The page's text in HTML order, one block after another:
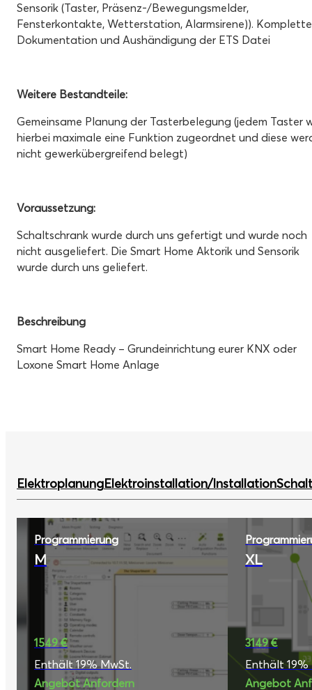
Sensorik (Taster, Präsenz-/Bewegungsmelder,
Fensterkontakte, Wetterstation, Alarmsirene)). Komplette
Dokumentation und Aushändigung der ETS Datei
Weitere Bestandteile:
Gemeinsame Planung der Tasterbelegung (jedem Taster
hierbei maximale eine Funktion zugeordnet und diese
nicht gewerkübergreifend belegt)
Voraussetzung:
Schaltschrank wurde durch uns gefertigt und wurde noch
nicht ausgeliefert. Die Smart Home Aktorik und Sensorik
wurde durch uns geliefert.
Beschreibung
Smart Home Ready – Grundeinrichtung eurer KNX oder
Loxone Smart Home Anlage
ElektroplanungElektroinstallation/Installation
Programmierung
M
1549 €
Enthält 19% MwSt.
Angebot Anfordern
XL
3149 €
Enthält 19%
Angebot